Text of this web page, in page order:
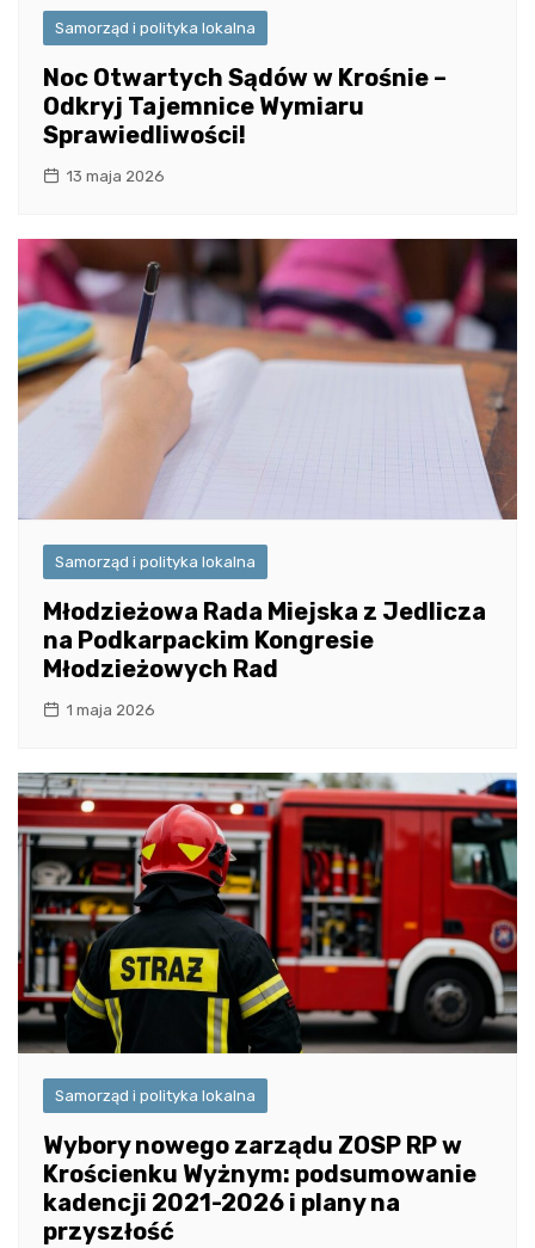
Samorząd i polityka lokalna
Noc Otwartych Sądów w Krośnie –
Odkryj Tajemnice Wymiaru
Sprawiedliwości!
13 maja 2026
Samorząd i polityka lokalna
Młodzieżowa Rada Miejska z Jedlicza
na Podkarpackim Kongresie
Młodzieżowych Rad
1 maja 2026
Samorząd i polityka lokalna
Wybory nowego zarządu ZOSP RP w
Krościenku Wyżnym: podsumowanie
kadencji 2021-2026 i plany na
przyszłość